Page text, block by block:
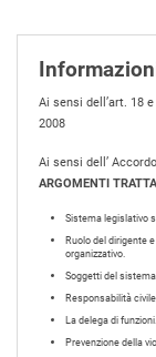
Ai sensi dell’art. 18
2008
Ai sensi dell’
ARGOMENTI
Sistema legislativo
Ruolo del dirigente
organizzativo.
Soggetti del
Responsabilità
La delega di funzioni.
Prevenzione della